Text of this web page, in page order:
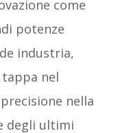
come
potenze
industria,
nel
nella
degli ultimi